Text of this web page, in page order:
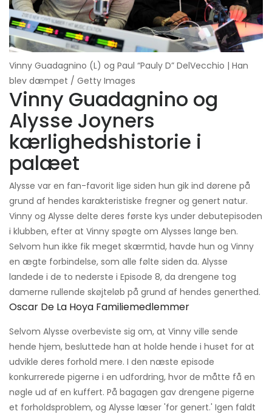
Vinny Guadagnino (L) og Paul “Pauly D” DelVecchio | Han
blev dæmpet / Getty Images
Vinny Guadagnino og
Alysse Joyners
kærlighedshistorie i
palæet
Alysse var en fan-favorit lige siden hun gik ind dørene på
grund af hendes karakteristiske fregner og genert natur.
Vinny og Alysse delte deres første kys under debutepisoden
i klubben, efter at Vinny spøgte om Alysses lange ben.
Selvom hun ikke fik meget skærmtid, havde hun og Vinny
en ægte forbindelse, som alle følte siden da. Alysse
landede i de to nederste i Episode 8, da drengene tog
damerne rullende skøjteløb på grund af hendes generthed.
Oscar De La Hoya Familiemedlemmer
Selvom Alysse overbeviste sig om, at Vinny ville sende
hende hjem, besluttede han at holde hende i huset for at
udvikle deres forhold mere. I den næste episode
konkurrerede pigerne i en udfordring, hvor de måtte få en
nøgle ud af en kuffert. På bagagen gav drengene pigerne
et forholdsproblem, og Alysse læser 'for genert.' Igen faldt